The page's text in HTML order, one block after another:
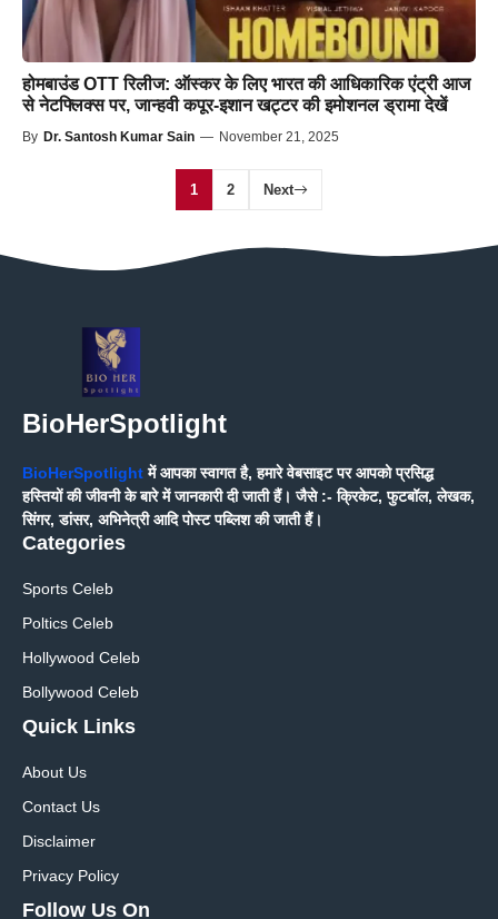
होमबाउंड OTT रिलीज: ऑस्कर के लिए भारत की आधिकारिक एंट्री आज
से नेटफ्लिक्स पर, जान्हवी कपूर-इशान खट्टर की इमोशनल ड्रामा देखें
By Dr. Santosh Kumar Sain — November 21, 2025
1 2 Next
BioHerSpotlight
BioHerSpotlightमें आपका स्वागत है, हमारे वेबसाइट पर आपको प्रसिद्ध
हस्तियों की जीवनी के बारे में जानकारी दी जाती हैं। जैसे :- क्रिकेट, फुटबॉल, लेखक,
सिंगर, डांसर, अभिनेत्री आदि पोस्ट पब्लिश की जाती हैं।
Categories
Sports Celeb
Poltics Celeb
Hollywood Celeb
Bollywood Celeb
Quick Links
About Us
Contact Us
Disclaimer
Privacy Policy
Follow Us On